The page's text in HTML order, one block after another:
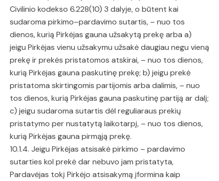
Civilinio kodekso 6.228(10) 3 dalyje, o būtent kai
sudaroma pirkimo–pardavimo sutartis, – nuo tos
dienos, kurią Pirkėjas gauna užsakytą prekę arba a)
jeigu Pirkėjas vienu užsakymu užsakė daugiau negu vieną
prekę ir prekės pristatomos atskirai, – nuo tos dienos,
kurią Pirkėjas gauna paskutinę prekę; b) jeigu prekė
pristatoma skirtingomis partijomis arba dalimis, – nuo
tos dienos, kurią Pirkėjas gauna paskutinę partiją ar dalį;
c) jeigu sudaroma sutartis dėl reguliaraus prekių
pristatymo per nustatytą laikotarpį, – nuo tos dienos,
kurią Pirkėjas gauna pirmąją prekę.
10.1.4. Jeigu Pirkėjas atsisakė pirkimo – pardavimo
sutarties kol prekė dar nebuvo jam pristatyta,
Pardavėjas tokį Pirkėjo atsisakymą įformina kaip